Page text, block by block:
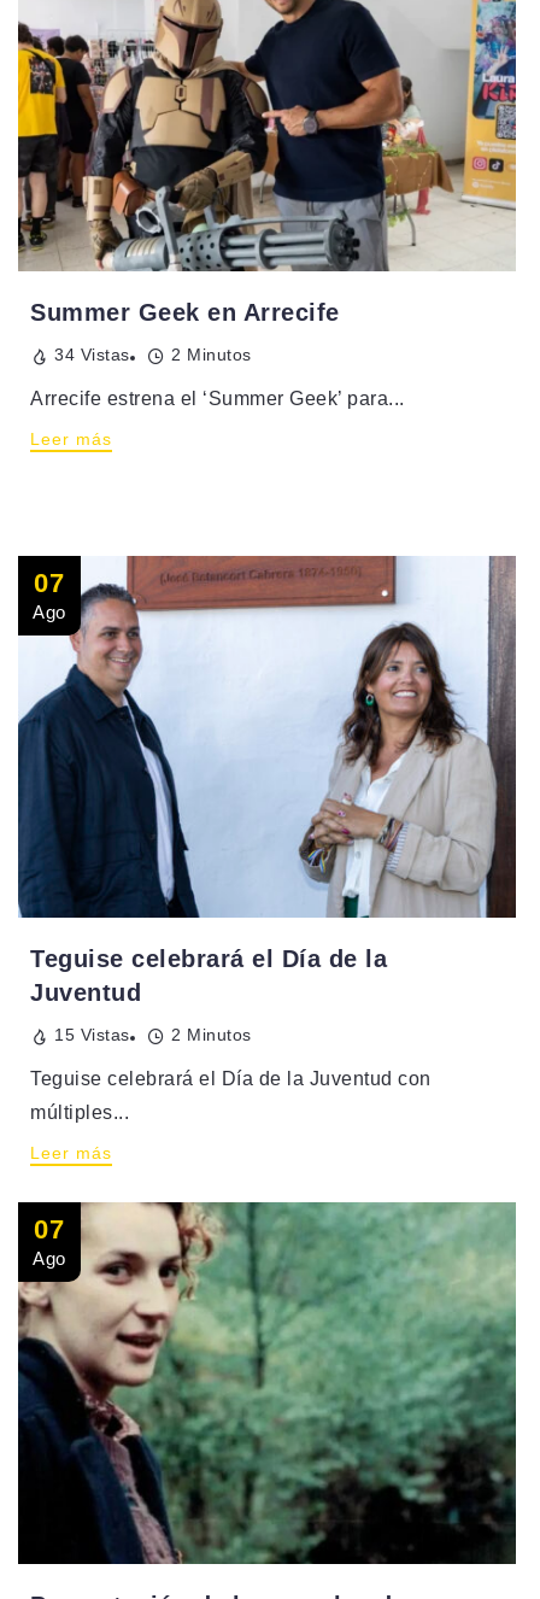
Summer Geek en Arrecife
34 Vistas 2 Minutos
Arrecife estrena el ‘Summer Geek’ para...
Leer más
07
Ago
Teguise celebrará el Día de la
Juventud
15 Vistas 2 Minutos
Teguise celebrará el Día de la Juventud con
múltiples...
Leer más
07
Ago